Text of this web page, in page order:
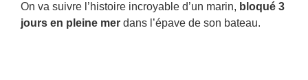
On va suivre l’histoire incroyable d’un marin, bloqué 3
jours en pleine mer dans l’épave de son bateau.